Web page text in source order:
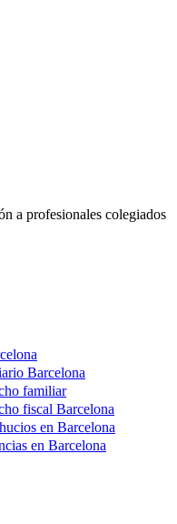
a profesionales colegiados
Barcelona
familiar
fiscal Barcelona
en Barcelona
en Barcelona